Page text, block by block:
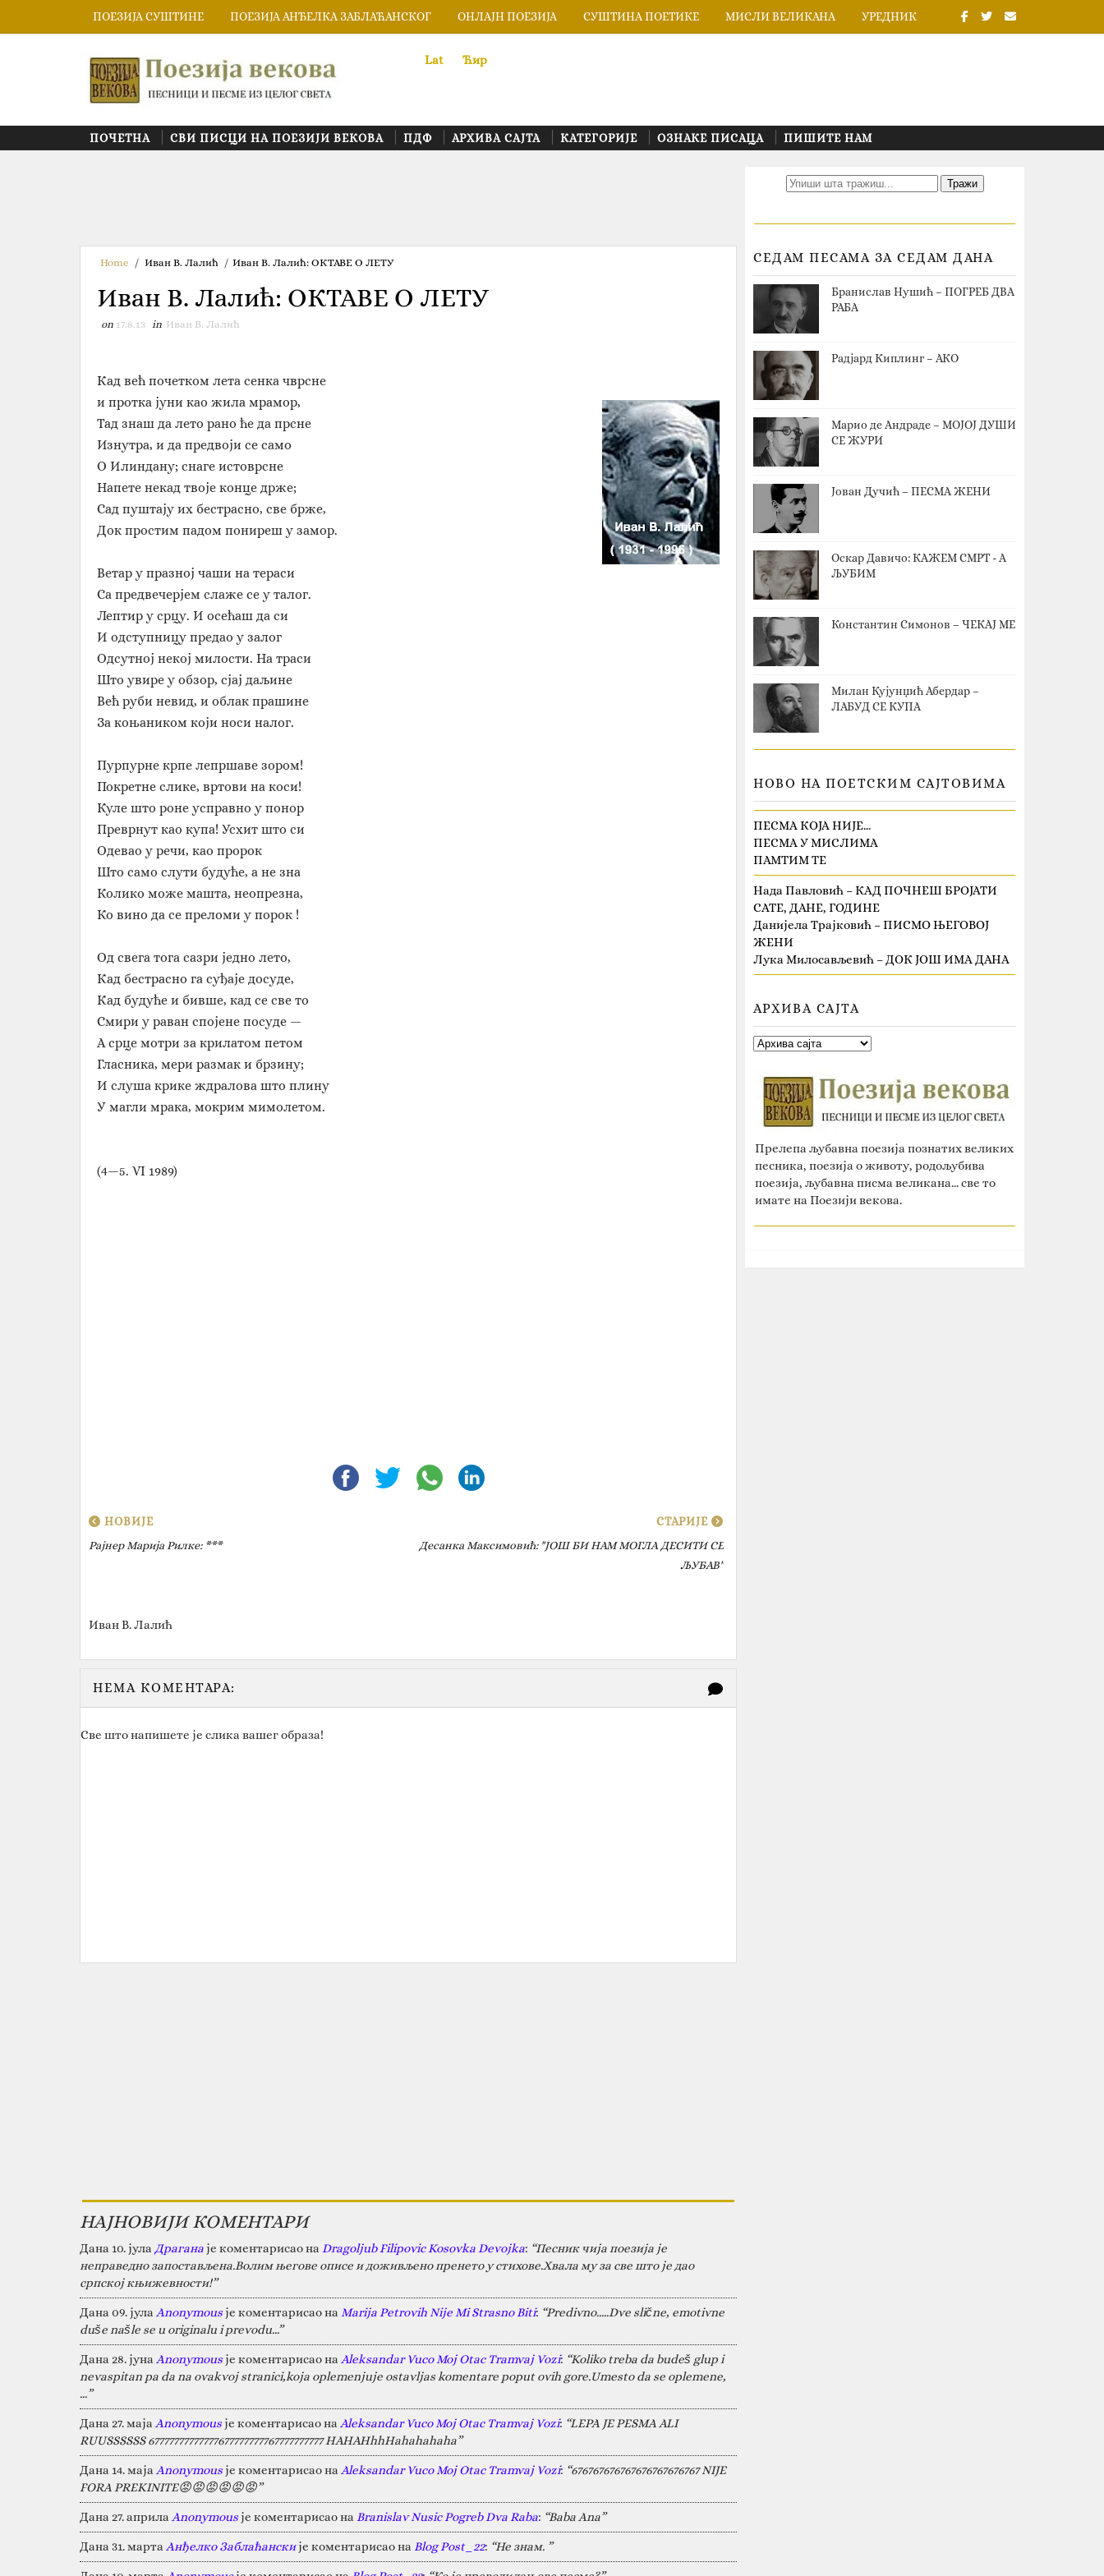
ПОЕЗИЈА СУШТИНЕ ПОЕЗИЈА АНЂЕЛКА ЗАБЛАЋАНСКОГ ОНЛАЈН ПОЕЗИЈА СУШТИНА ПОЕТИКЕ МИСЛИ ВЕЛИКАНА УРЕДНИК
Lat Ћир
ПОЧЕТНА СВИ ПИСЦИ НА ПОЕЗИЈИ ВЕКОВА ПДФ АРХИВА САЈТА КАТЕГОРИЈЕ ОЗНАКЕ ПИСАЦА ПИШИТЕ НАМ
Home / Иван В. Лалић / Иван В. Лалић: ОКТАВЕ О ЛЕТУ
Иван В. Лалић: ОКТАВЕ О ЛЕТУ
on 17.8.13 in Иван В. Лалић
Кад већ почетком лета сенка чврсне
и протка јуни као жила мрамор,
Тад знаш да лето рано ће да прсне
Изнутра, и да предвоји се само
О Илиндану; снаге истоврсне
Напете некад твоје конце држе;
Сад пуштају их бестрасно, све брже,
Док простим падом пониреш у замор.
Ветар у празној чаши на тераси
Са предвечерјем слаже се у талог.
Лептир у срцу. И осећаш да си
И одступницу предао у залог
Одсутној некој милости. На траси
Што увире у обзор, сјај даљине
Већ руби невид, и облак прашине
За коњаником који носи налог.
Пурпурне крпе лепршаве зором!
Покретне слике, вртови на коси!
Куле што роне усправно у понор
Преврнут као купа! Усхит што си
Одевао у речи, као пророк
Што само слути будуће, а не зна
Колико може машта, неопрезна,
Ко вино да се преломи у порок !
Од свега тога сазри једно лето,
Кад бестрасно га суђаје досуде,
Кад будуће и бивше, кад се све то
Смири у раван спојене посуде —
А срце мотри за крилатом петом
Гласника, мери размак и брзину;
И слуша крике ждралова што плину
У магли мрака, мокрим мимолетом.
(4—5. VI 1989)
НОВИЈЕ
Рајнер Марија Рилке‎: ***
СТАРИЈЕ
Десанка Максимовић: "ЈОШ БИ НАМ МОГЛА ДЕСИТИ СЕ
ЉУБАВ"
Иван В. Лалић
НЕМА КОМЕНТАРА:
Све што напишете је слика вашег образа!
НАЈНОВИЈИ КОМЕНТАРИ
Дана 10. јула Драгана је коментарисао на Dragoljub Filipovic Kosovka Devojka: “Песник чија поезија је
неправедно запостављена.Волим његове описе и доживљено пренето у стихове.Хвала му за све што је дао
српској књижевности!”
Дана 09. јула Anonymous је коментарисао на Marija Petrovih Nije Mi Strasno Biti: “Predivno.....Dve slične, emotivne
duše našle se u originalu i prevodu...”
Дана 28. јуна Anonymous је коментарисао на Aleksandar Vuco Moj Otac Tramvaj Vozi: “Koliko treba da budeš glup i
nevaspitan pa da na ovakvoj stranici,koja oplemenjuje ostavljas komentare poput ovih gore.Umesto da se oplemene,
…”
Дана 27. маја Anonymous је коментарисао на Aleksandar Vuco Moj Otac Tramvaj Vozi: “LEPA JE PESMA ALI
RUUSSSSSS 67777777777777677777777767777777777 HAHAHhhHahahahaha”
Дана 14. маја Anonymous је коментарисао на Aleksandar Vuco Moj Otac Tramvaj Vozi: “676767676767676767676767 NIJE
FORA PREKINITE😡😡😡😡😡😡”
Дана 27. априла Anonymous је коментарисао на Branislav Nusic Pogreb Dva Raba: “Baba Ana”
Дана 31. марта Анђелко Заблаћанскије коментарисао на Blog Post_22: “Не знам. ”
СЕДАМ ПЕСАМА ЗА СЕДАМ ДАНА
Бранислав Нушић – ПОГРЕБ ДВА
РАБА
Радјард Киплинг – АКО
Марио де Андраде – МОЈОЈ ДУШИ
СЕ ЖУРИ
Јован Дучић – ПЕСМА ЖЕНИ
Оскар Давичо‎: КАЖЕМ СМРТ - А
ЉУБИМ
Константин Симонов – ЧЕКАЈ МЕ
Милан Кујунџић Абердар –
ЛАБУД СЕ КУПА
НОВО НА ПОЕТСКИМ САЈТОВИМА
ПЕСМА КОЈА НИЈЕ…
ПЕСМА У МИСЛИМА
ПАМТИМ ТЕ
Нада Павловић – КАД ПОЧНЕШ БРОЈАТИ
САТЕ, ДАНЕ, ГОДИНЕ
Данијела Трајковић – ПИСМО ЊЕГОВОЈ
ЖЕНИ
Лука Милосављевић – ДОК ЈОШ ИМА ДАНА
АРХИВА САЈТА
Прелепа љубавна поезија познатих великих
песника, поезија о животу, родољубива
поезија, љубавна писма великана... све то
имате на Поезији векова.